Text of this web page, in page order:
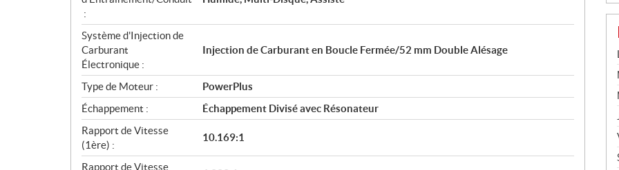
s:
Système d'Injection de
Carburant
Électronique :
Injection de Carburant en Boucle Fermée/52 mm Double Alésage
Type de Moteur :
PowerPlus
Échappement :
Échappement Divisé avec Résonateur
Rapport de Vitesse
(1ère) :
10.169:1
Rapport de Vitesse